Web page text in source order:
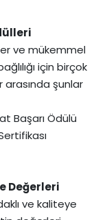
ve mükemmel
için birçok
arasında şunlar
Başarı Ödülü
Değerleri
ve kaliteye